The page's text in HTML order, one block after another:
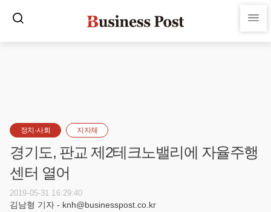
정치·사회 지자체
경기도, 판교 제2테크노밸리에 자율주행
센터 열어
2019-05-31 16:29:40
김남형 기자 - knh@businesspost.co.kr